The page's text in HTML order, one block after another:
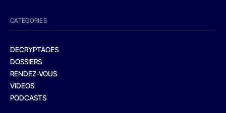
CATEGORIES
DECRYPTAGES
DOSSIERS
RENDEZ-VOUS
VIDEOS
PODCASTS